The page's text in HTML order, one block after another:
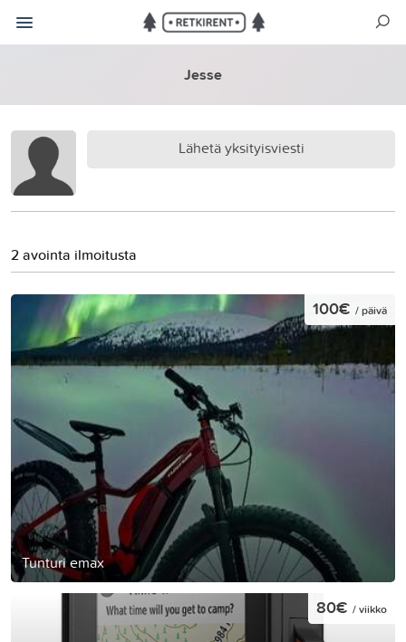
Jesse
Lähetä yksityisviesti
2 avointa ilmoitusta
Tunturi emax
100€ / päivä
80€ / viikko